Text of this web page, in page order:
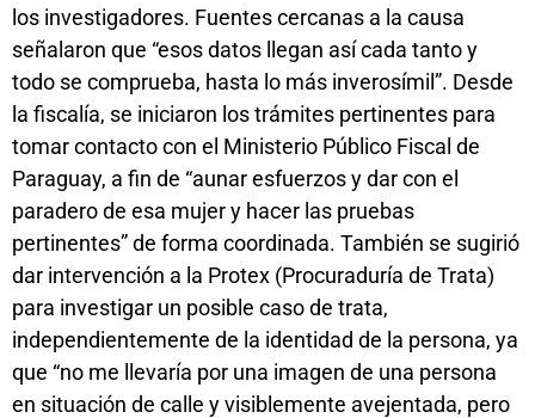
los investigadores. Fuentes cercanas a la causa
señalaron que “esos datos llegan así cada tanto y
todo se comprueba, hasta lo más inverosímil”. Desde
la fiscalía, se iniciaron los trámites pertinentes para
tomar contacto con el Ministerio Público Fiscal de
Paraguay, a fin de “aunar esfuerzos y dar con el
paradero de esa mujer y hacer las pruebas
pertinentes” de forma coordinada. También se sugirió
dar intervención a la Protex (Procuraduría de Trata)
para investigar un posible caso de trata,
independientemente de la identidad de la persona, ya
que “no me llevaría por una imagen de una persona
en situación de calle y visiblemente avejentada, pero